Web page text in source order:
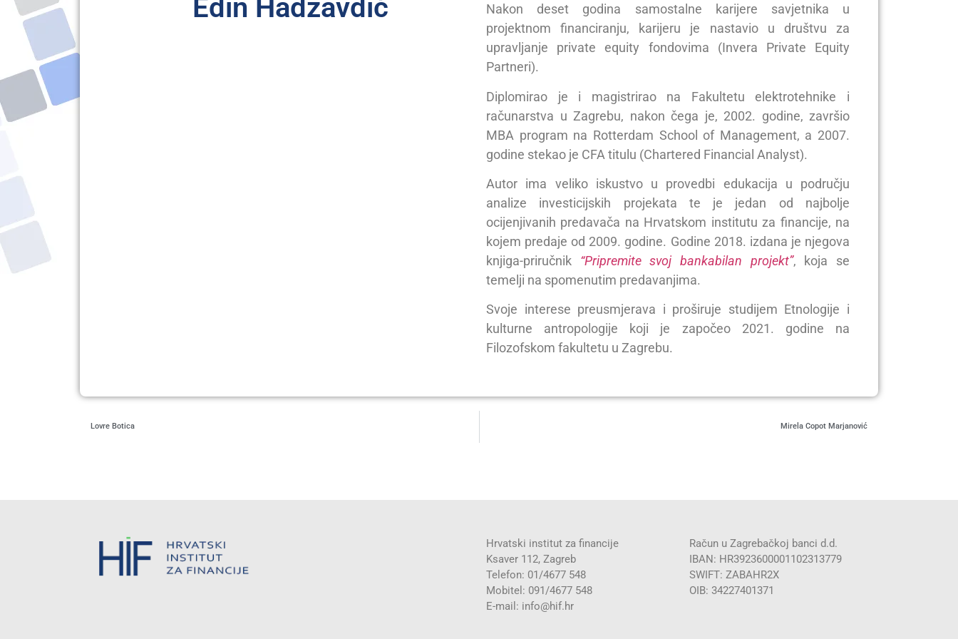
Edin Hadžavdić
Nakon deset godina samostalne karijere savjetnika u
projektnom financiranju, karijeru je nastavio u društvu za
upravljanje private equity fondovima (Invera Private Equity
Partneri).
Diplomirao je i magistrirao na Fakultetu elektrotehnike i
računarstva u Zagrebu, nakon čega je, 2002. godine, završio
MBA program na Rotterdam School of Management, a 2007.
godine stekao je CFA titulu (Chartered Financial Analyst).
Autor ima veliko iskustvo u provedbi edukacija u području
analize investicijskih projekata te je jedan od najbolje
ocijenjivanih predavača na Hrvatskom institutu za financije, na
kojem predaje od 2009. godine. Godine 2018. izdana je njegova
knjiga-priručnik “Pripremite svoj bankabilan projekt”, koja se
temelji na spomenutim predavanjima.
Svoje interese preusmjerava i proširuje studijem Etnologije i
kulturne antropologije koji je započeo 2021. godine na
Filozofskom fakultetu u Zagrebu.
Lovre Botica Mirela Copot Marjanović
Hrvatski institut za financije
Ksaver 112, Zagreb
Telefon: 01/4677 548
Mobitel: 091/4677 548
E-mail: info@hif.hr
Račun u Zagrebačkoj banci d.d.
IBAN: HR3923600001102313779
SWIFT: ZABAHR2X
OIB: 34227401371